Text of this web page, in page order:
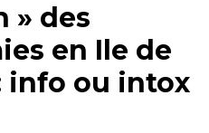
» des
en Ile de
info ou intox